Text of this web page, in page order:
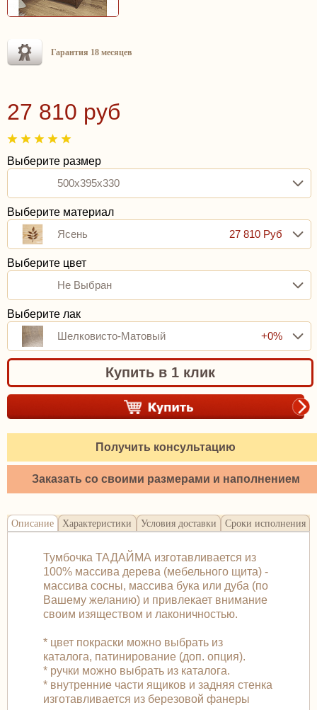
Гарантия 18 месяцев
27 810 руб
Выберите размер
500x395x330
Выберите материал
Ясень
27 810 Руб
Выберите цвет
Не Выбран
Выберите лак
Шелковисто-Матовый
+0%
Купить в 1 клик
Получить консультацию
Заказать со своими размерами и наполнением
Описание Характеристики Условия доставки Сроки исполнения
Тумбочка ТАДАЙМА изготавливается из
100% массива дерева (мебельного щита) -
массива сосны, массива бука или дуба (по
Вашему желанию) и привлекает внимание
своим изяществом и лаконичностью.
* цвет покраски можно выбрать из
каталога, патинирование (доп. опция).
* ручки можно выбрать из каталога.
* внутренние части ящиков и задняя стенка
изготавливается из березовой фанеры